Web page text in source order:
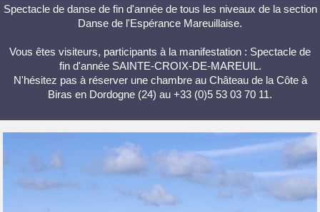
Spectacle de danse de fin d'année de tous les niveaux de la section
Danse de l'Espérance Mareuillaise.
Vous êtes visiteurs, participants à la manifestation : Spectacle de
fin d'année SAINTE-CROIX-DE-MAREUIL.
N'hésitez pas à réserver une chambre au Château de la Côte à
Biras en Dordogne (24) au +33 (0)5 53 03 70 11.